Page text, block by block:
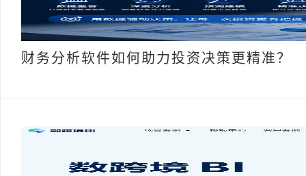
财务分析软件如何助力投资决策更精准？